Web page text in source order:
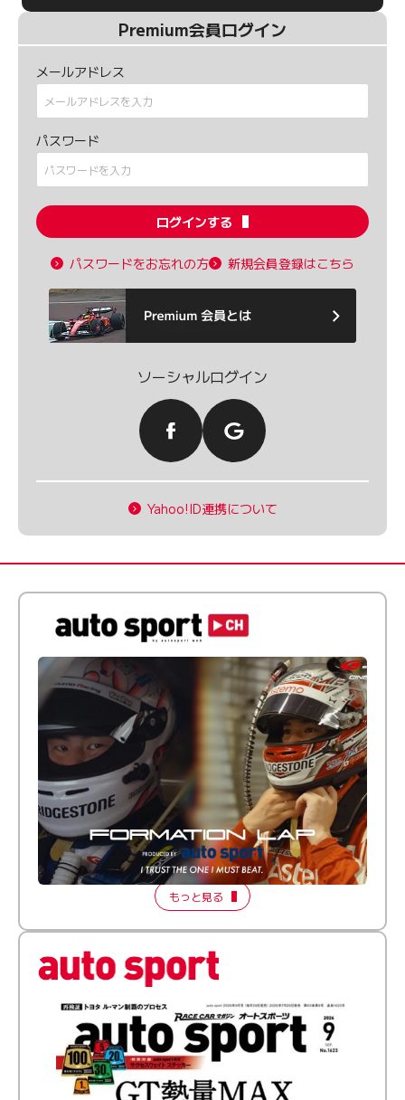
Premium会員ログイン
メールアドレス
パスワード
ログインする
パスワードをお忘れの方 新規会員登録はこちら
ソーシャルログイン
Yahoo!ID連携について
倒す相手を、信じてる。小林利徠斗 × 野村勇斗
【FORMATION LAP Produced by auto sport】
2026 Episode 2
もっと見る